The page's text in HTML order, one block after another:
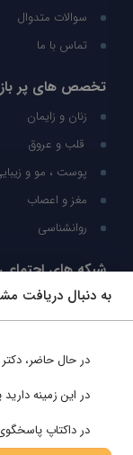
سوالات متدوال
تماس با ما
تخصص های پر
زنان و زایمان
قلب و عروق
پوست ، مو و
مغز و اعصاب
روانشناسی
شبکه های اجتماعی
ما را در شبکه های
به دنبال دریافت
در حال حاضر،
در این زمینه
در داکتاپ